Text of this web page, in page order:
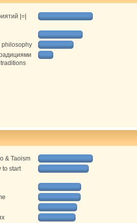
|=|
& Taoism
to start